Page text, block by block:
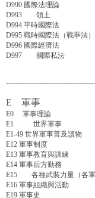
D990 國際法理論
D993 領土
D994 平時國際法
D995 戰時國際法（戰爭法）
D996 國際經濟法
D997 國際私法
E 軍事
E0 軍事理論
E1 世界軍事
E1-49 世界軍事普及讀物
E12 軍事制度
E13 軍事教育與訓練
E14 軍事后方勤務
E15 各種武裝力量（各軍
E16 軍事組織與活動
E19 軍事史